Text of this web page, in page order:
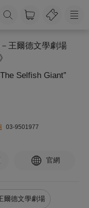
王爾德文學劇場
Selfish Giant”
03-9501977
官網
爾德文學劇場